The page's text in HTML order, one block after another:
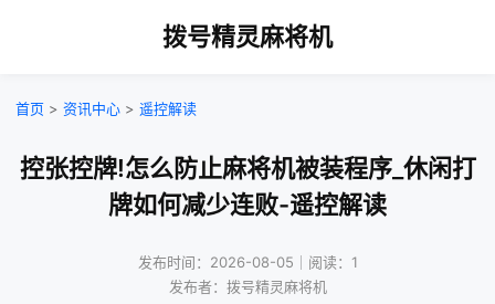
拨号精灵麻将机
首页 > 资讯中心 > 遥控解读
控张控牌!怎么防止麻将机被装程序_休闲打
牌如何减少连败-遥控解读
发布时间：2026-08-05｜阅读：1
发布者：拨号精灵麻将机